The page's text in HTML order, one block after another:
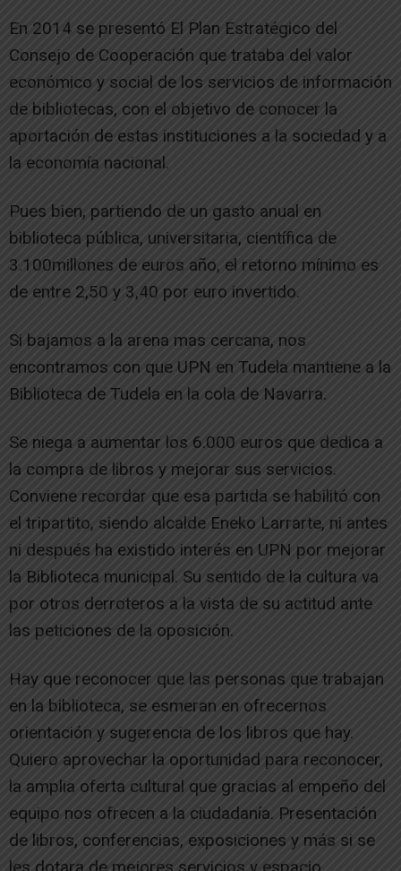
En 2014 se presentó El Plan Estratégico del
Consejo de Cooperación que trataba del valor
económico y social de los servicios de información
de bibliotecas, con el objetivo de conocer la
aportación de estas instituciones a la sociedad y a
la economía nacional.
Pues bien, partiendo de un gasto anual en
biblioteca pública, universitaria, científica de
3.100millones de euros año, el retorno mínimo es
de entre 2,50 y 3,40 por euro invertido.
Si bajamos a la arena mas cercana, nos
encontramos con que UPN en Tudela mantiene a la
Biblioteca de Tudela en la cola de Navarra.
Se niega a aumentar los 6.000 euros que dedica a
la compra de libros y mejorar sus servicios.
Conviene recordar que esa partida se habilitó con
el tripartito, siendo alcalde Eneko Larrarte, ni antes
ni después ha existido interés en UPN por mejorar
la Biblioteca municipal. Su sentido de la cultura va
por otros derroteros a la vista de su actitud ante
las peticiones de la oposición.
Hay que reconocer que las personas que trabajan
en la biblioteca, se esmeran en ofrecernos
orientación y sugerencia de los libros que hay.
Quiero aprovechar la oportunidad para reconocer,
la amplia oferta cultural que gracias al empeño del
equipo nos ofrecen a la ciudadanía. Presentación
de libros, conferencias, exposiciones y más si se